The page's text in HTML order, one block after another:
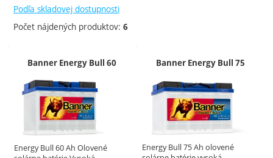
Podľa skladovej dostupnosti
Počet nájdených produktov: 6
Produkty
Banner Energy Bull 60
Energy Bull 60 Ah Olovené
Banner Energy Bull 75
Energy Bull 75 Ah olovené